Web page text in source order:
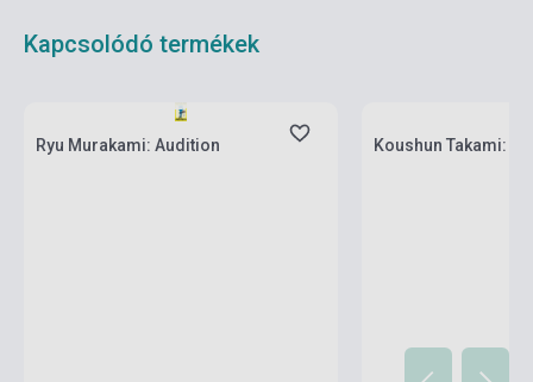
Kapcsolódó termékek
Ryu Murakami: Audition Koushun Takami: